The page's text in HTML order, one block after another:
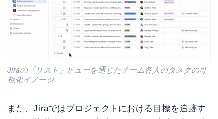
Jiraの「リスト」ビューを通じたチーム各人のタスクの可
視化イメージ
また、Jiraではプロジェクトにおける目標を追跡す